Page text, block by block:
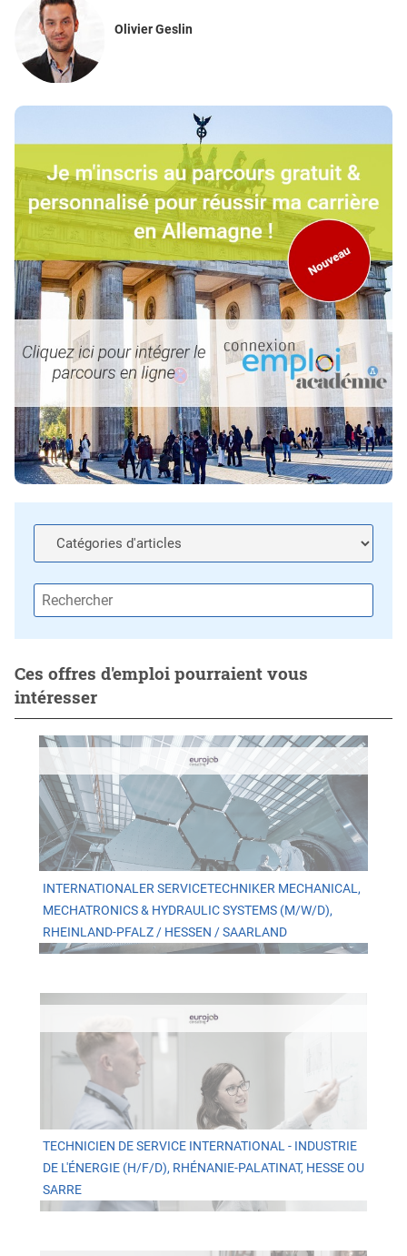
Olivier Geslin
Ces offres d'emploi pourraient vous
intéresser
INTERNATIONALER SERVICETECHNIKER MECHANICAL,
MECHATRONICS & HYDRAULIC SYSTEMS (M/W/D),
RHEINLAND-PFALZ / HESSEN / SAARLAND
TECHNICIEN DE SERVICE INTERNATIONAL - INDUSTRIE
DE L'ÉNERGIE (H/F/D), RHÉNANIE-PALATINAT, HESSE OU
SARRE